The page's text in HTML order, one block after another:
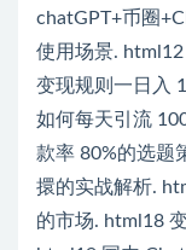
chatGPT+币圈
使用场景.
变现规则一日入
如何每天引流
款率 80%的选题
擐的实战解析.
的市场. html18